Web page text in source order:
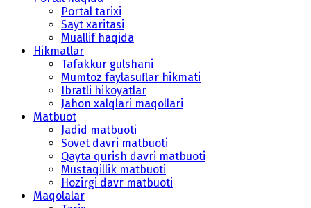
Portal tarixi
Sayt xaritasi
Muallif haqida
Hikmatlar
Tafakkur gulshani
Mumtoz faylasuflar hikmati
Ibratli hikoyatlar
Jahon xalqlari maqollari
Matbuot
Jadid matbuoti
Sovet davri matbuoti
Qayta qurish davri matbuoti
Mustaqillik matbuoti
Hozirgi davr matbuoti
Maqolalar